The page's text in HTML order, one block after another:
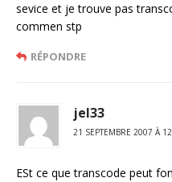
sevice et je trouve pas
commen stp
RÉPONDRE
jel33
21 SEPTEMBRE 2007 À
ESt ce que transcode peut